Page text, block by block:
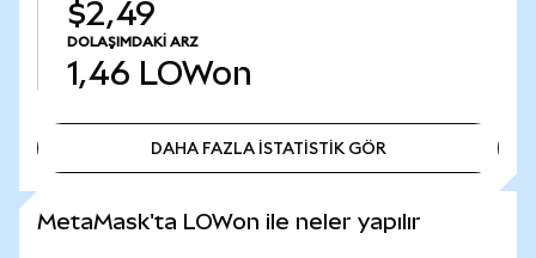
$2,49
DOLAŞIMDAKI ARZ
1,46 LOWon
DAHA FAZLA İSTATİSTİK GÖR
MetaMask'ta LOWon ile neler yapılır